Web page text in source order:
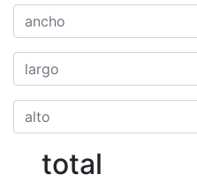
total